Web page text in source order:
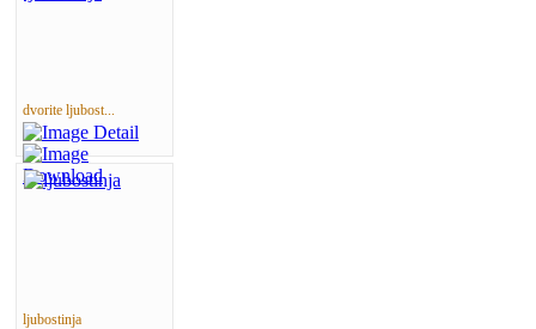
dvorite ljubost...
ljubostinja